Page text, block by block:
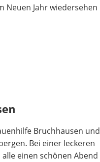
Neuen Jahr wiedersehen
Bruchhausen und
Bei einer leckeren
einen schönen Abend